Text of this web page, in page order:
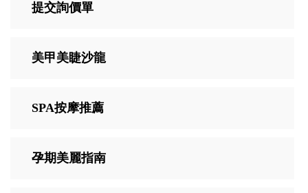
提交詢價單
美甲美睫沙龍
SPA按摩推薦
孕期美麗指南